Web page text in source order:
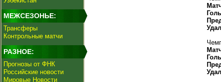
МЕЖСЕЗОНЬЕ:
Трансферы
Контрольные матчи
РАЗНОЕ:
Прогнозы от ФНК
Российские новости
Мировые Новости